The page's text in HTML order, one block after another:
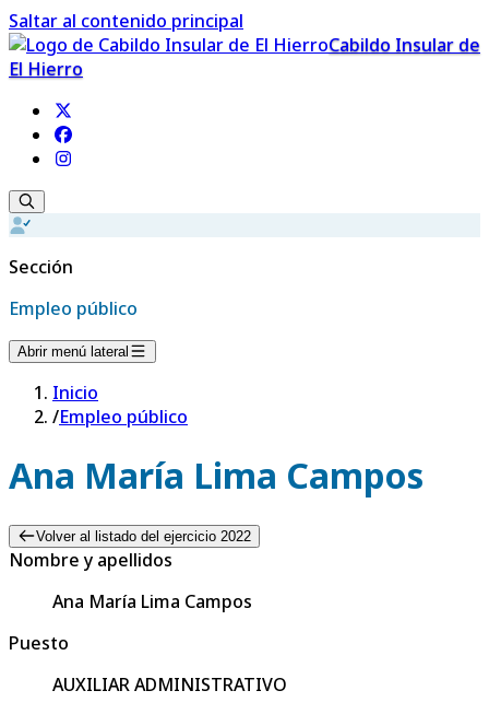
Saltar al contenido principal
Cabildo Insular de
El Hierro
Sección
Empleo público
Abrir menú lateral
Inicio
/Empleo público
Ana María Lima Campos
Volver al listado del ejercicio 2022
Nombre y apellidos
Ana María Lima Campos
Puesto
AUXILIAR ADMINISTRATIVO